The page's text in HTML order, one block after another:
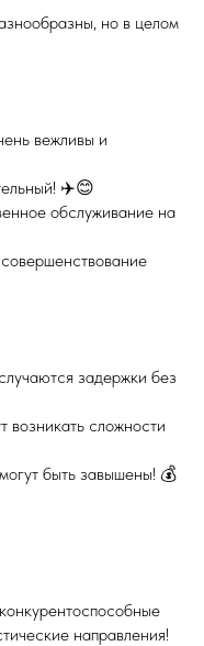
но в целом
вежливы и
✈️😊
обслуживание на
задержки без
возникать сложности
быть завышены! 💰
направления!